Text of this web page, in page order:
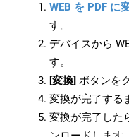
WEB を PDF に
す。
デバイスから
す。
[変換] ボタンを
変換が完了する
変換が完了した